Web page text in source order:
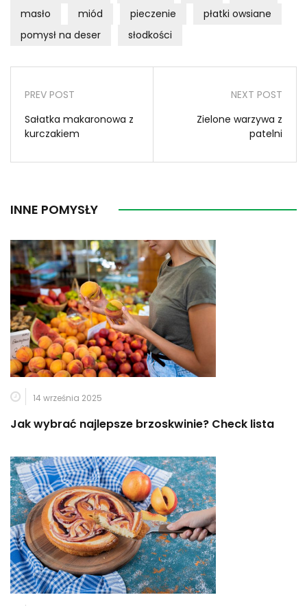
masło
miód pieczenie
płatki owsiane
pomysł na deser
słodkości
PREV POST
Sałatka makaronowa z
kurczakiem
NEXT POST
Zielone warzywa z
patelni
INNE POMYSŁY
14 września 2025
Jak wybrać najlepsze brzoskwinie? Check lista